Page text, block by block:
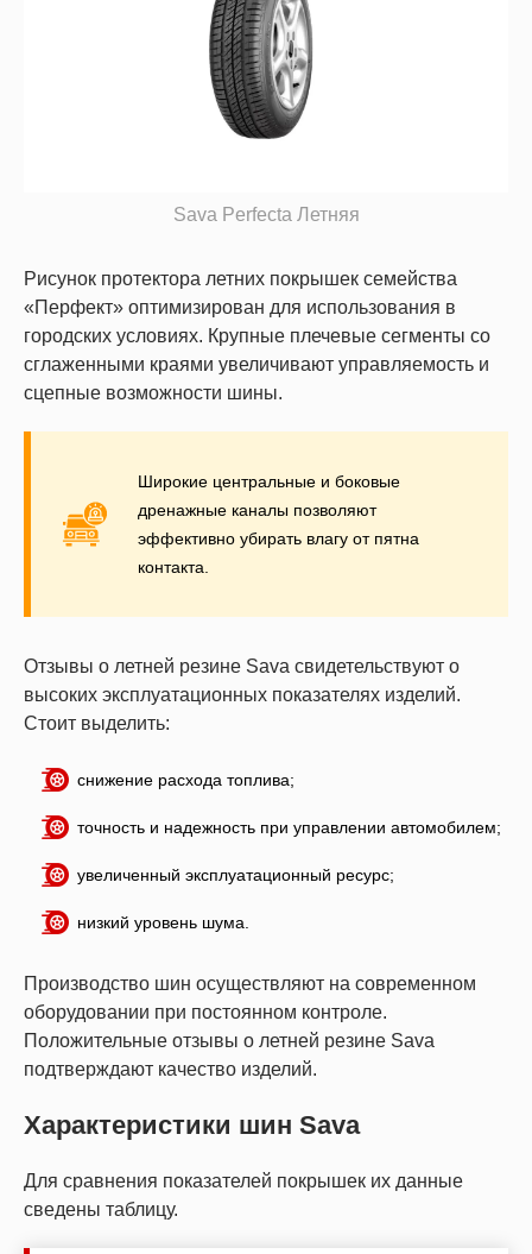
Sava Perfecta Летняя
Рисунок протектора летних покрышек семейства
«Перфект» оптимизирован для использования в
городских условиях. Крупные плечевые сегменты со
сглаженными краями увеличивают управляемость и
сцепные возможности шины.
Широкие центральные и боковые
дренажные каналы позволяют
эффективно убирать влагу от пятна
контакта.
Отзывы о летней резине Sava свидетельствуют о
высоких эксплуатационных показателях изделий.
Стоит выделить:
снижение расхода топлива;
точность и надежность при управлении автомобилем;
увеличенный эксплуатационный ресурс;
низкий уровень шума.
Производство шин осуществляют на современном
оборудовании при постоянном контроле.
Положительные отзывы о летней резине Sava
подтверждают качество изделий.
Характеристики шин Sava
Для сравнения показателей покрышек их данные
сведены таблицу.